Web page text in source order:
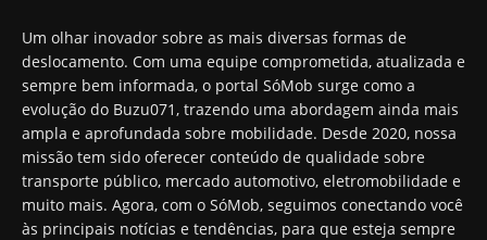
Um olhar inovador sobre as mais diversas formas de
deslocamento. Com uma equipe comprometida, atualizada e
sempre bem informada, o portal SóMob surge como a
evolução do Buzu071, trazendo uma abordagem ainda mais
ampla e aprofundada sobre mobilidade. Desde 2020, nossa
missão tem sido oferecer conteúdo de qualidade sobre
transporte público, mercado automotivo, eletromobilidade e
muito mais. Agora, com o SóMob, seguimos conectando você
às principais notícias e tendências, para que esteja sempre